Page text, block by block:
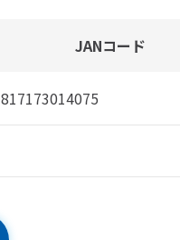
JANコード
817173014075